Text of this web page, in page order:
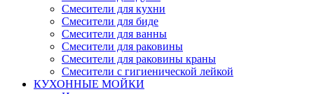
Смесители для кухни
Смесители для биде
Смесители для ванны
Смесители для раковины
Смесители для раковины краны
Смесители с гигиенической лейкой
КУХОННЫЕ МОЙКИ